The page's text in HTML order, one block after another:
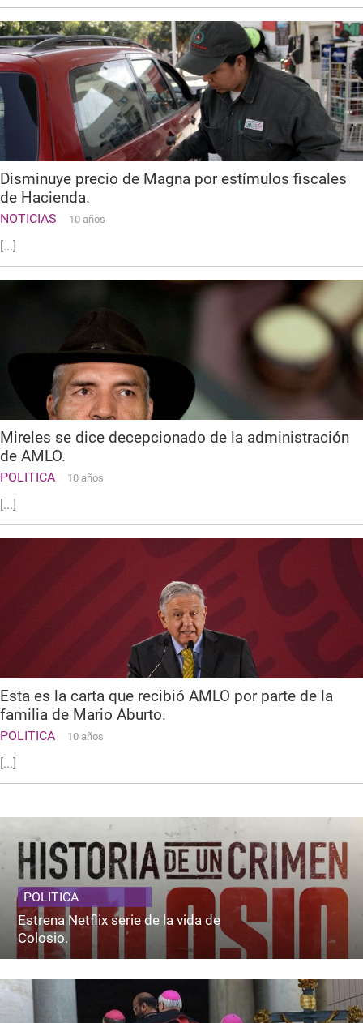
Disminuye precio de Magna por estímulos fiscales
de Hacienda.
NOTICIAS 10 años
[...]
Mireles se dice decepcionado de la administración
de AMLO.
POLITICA 10 años
[...]
Esta es la carta que recibió AMLO por parte de la
familia de Mario Aburto.
POLITICA 10 años
[...]
POLITICA
Estrena Netflix serie de la vida de
Colosio.